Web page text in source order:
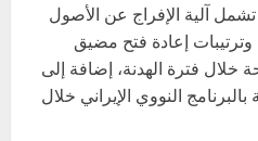
آلية الإفراج عن الأصول
وترتيبات إعادة فتح مضيق
خلال فترة الهدنة، إضافة إلى
النووي الإيراني خلال